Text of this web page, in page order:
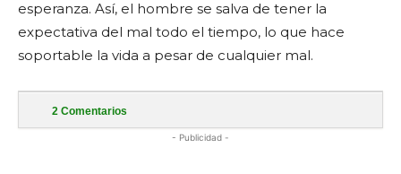
esperanza. Así, el hombre se salva de tener la
expectativa del mal todo el tiempo, lo que hace
soportable la vida a pesar de cualquier mal.
2 Comentarios
- Publicidad -